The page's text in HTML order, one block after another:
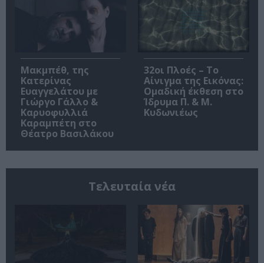
Μακμπέθ, της
Κατερίνας
Ευαγγελάτου με
Γιώργο Γάλλο &
Καρυοφυλλιά
Καραμπέτη στο
Θέατρο Βασιλάκου
32οι Πλοές – Το
Αίνιγμα της Εικόνας:
Ομαδική έκθεση στο
Ίδρυμα Π. & Μ.
Κυδωνιέως
Τελευταία νέα